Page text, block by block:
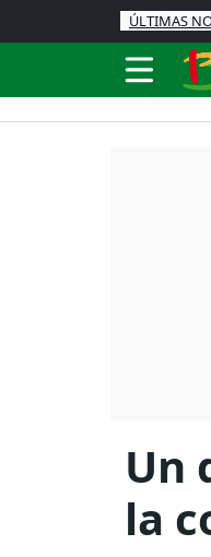
ÚLTIMAS
Un
la